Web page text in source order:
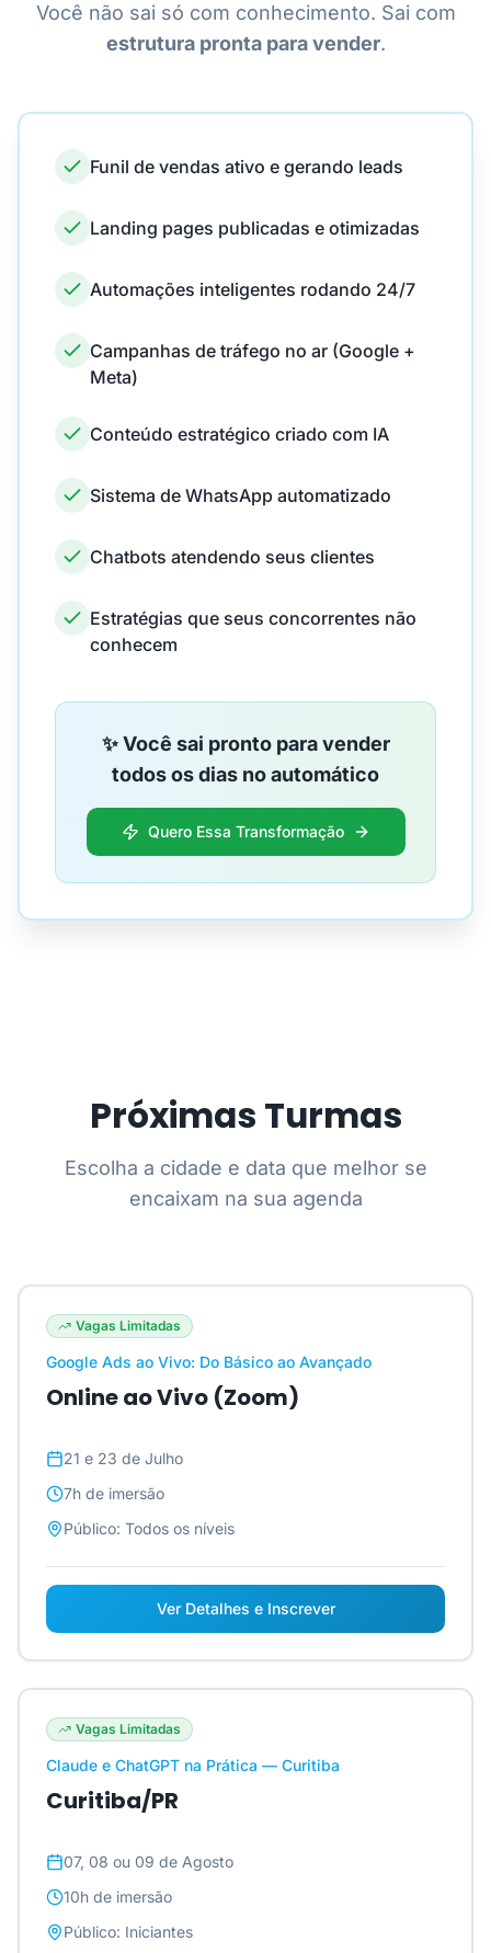
Você não sai só com conhecimento. Sai com
estrutura pronta para vender.
Funil de vendas ativo e gerando leads
Landing pages publicadas e otimizadas
Automações inteligentes rodando 24/7
Campanhas de tráfego no ar (Google +
Meta)
Conteúdo estratégico criado com IA
Sistema de WhatsApp automatizado
Chatbots atendendo seus clientes
Estratégias que seus concorrentes não
conhecem
✨ Você sai pronto para vender
todos os dias no automático
Quero Essa Transformação
Próximas Turmas
Escolha a cidade e data que melhor se
encaixam na sua agenda
Vagas Limitadas
Google Ads ao Vivo: Do Básico ao Avançado
Online ao Vivo (Zoom)
21 e 23 de Julho
7h de imersão
Público: Todos os níveis
Ver Detalhes e Inscrever
Vagas Limitadas
Claude e ChatGPT na Prática — Curitiba
Curitiba/PR
07, 08 ou 09 de Agosto
10h de imersão
Público: Iniciantes